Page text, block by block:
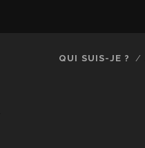
QUI SUIS-JE ?